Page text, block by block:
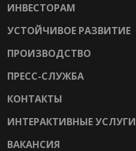
ИНВЕСТОРАМ
УСТОЙЧИВОЕ РАЗВИТИЕ
ПРОИЗВОДСТВО
ПРЕСС-СЛУЖБА
КОНТАКТЫ
ИНТЕРАКТИВНЫЕ УСЛУГИ
ВАКАНСИЯ